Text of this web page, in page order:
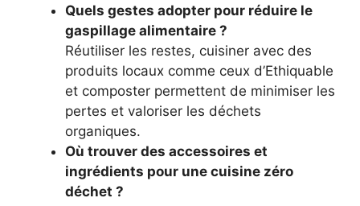
Quels gestes adopter pour réduire le
gaspillage alimentaire ?
Réutiliser les restes, cuisiner avec des
produits locaux comme ceux d’Ethiquable
et composter permettent de minimiser les
pertes et valoriser les déchets
organiques.
Où trouver des accessoires et
ingrédients pour une cuisine zéro
déchet ?